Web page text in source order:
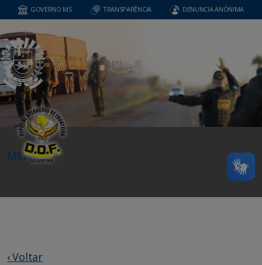
GOVERNO MS TRANSPARÊNCIA DENUNCIA ANÔNIMA
MENU
‹ Voltar